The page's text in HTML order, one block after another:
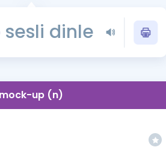
YDS - YÖKDİL
İngilizce Gramer
sesli dinle
mock-up (n)